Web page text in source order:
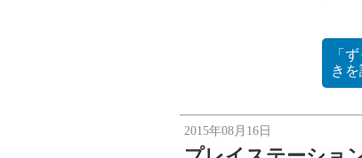
「
き
2015年08月16日